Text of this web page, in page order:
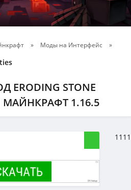
» Моды на Интерфейс »
ERODING STONE
МАЙНКРАФТ 1.16.5
1111